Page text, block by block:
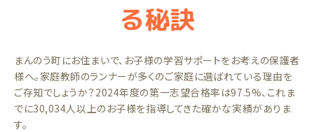
る秘訣
まんのう町にお住まいで、お子様の学習サポートをお考えの保護者
様へ。家庭教師のランナーが多くのご家庭に選ばれている理由を
ご存知でしょうか？2024年度の第一志望合格率は97.5%、これま
でに30,034人以上のお子様を指導してきた確かな実績がありま
す。